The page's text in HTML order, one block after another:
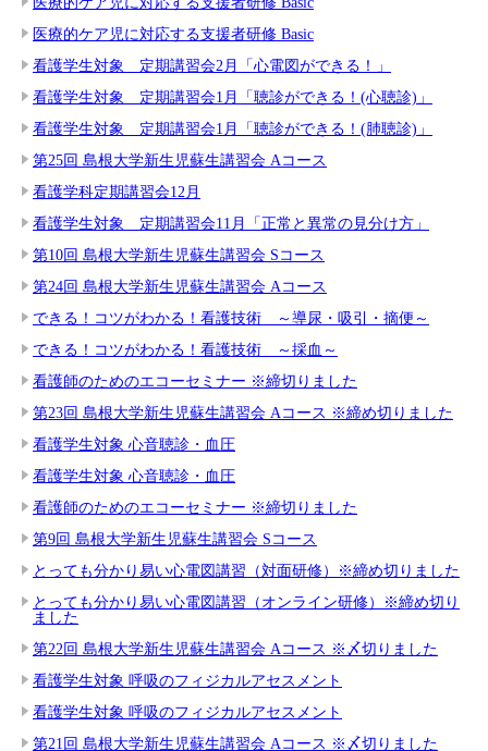
医療的ケア児に対応する支援者研修 Basic
看護学生対象 定期講習会2月「心電図ができる！」
看護学生対象 定期講習会1月「聴診ができる！(心聴診)」
看護学生対象 定期講習会1月「聴診ができる！(肺聴診)」
第25回 島根大学新生児蘇生講習会 Aコース
看護学科定期講習会12月
看護学生対象 定期講習会11月「正常と異常の見分け方」
第10回 島根大学新生児蘇生講習会 Sコース
第24回 島根大学新生児蘇生講習会 Aコース
できる！コツがわかる！看護技術 ～導尿・吸引・摘便～
できる！コツがわかる！看護技術 ～採血～
看護師のためのエコーセミナー ※締切りました
第23回 島根大学新生児蘇生講習会 Aコース ※締め切りました
看護学生対象 心音聴診・血圧
看護学生対象 心音聴診・血圧
看護師のためのエコーセミナー ※締切りました
第9回 島根大学新生児蘇生講習会 Sコース
とっても分かり易い心電図講習（対面研修）※締め切りました
とっても分かり易い心電図講習（オンライン研修）※締め切り
ました
第22回 島根大学新生児蘇生講習会 Aコース ※〆切りました
看護学生対象 呼吸のフィジカルアセスメント
看護学生対象 呼吸のフィジカルアセスメント
第21回 島根大学新生児蘇生講習会 Aコース ※〆切りました